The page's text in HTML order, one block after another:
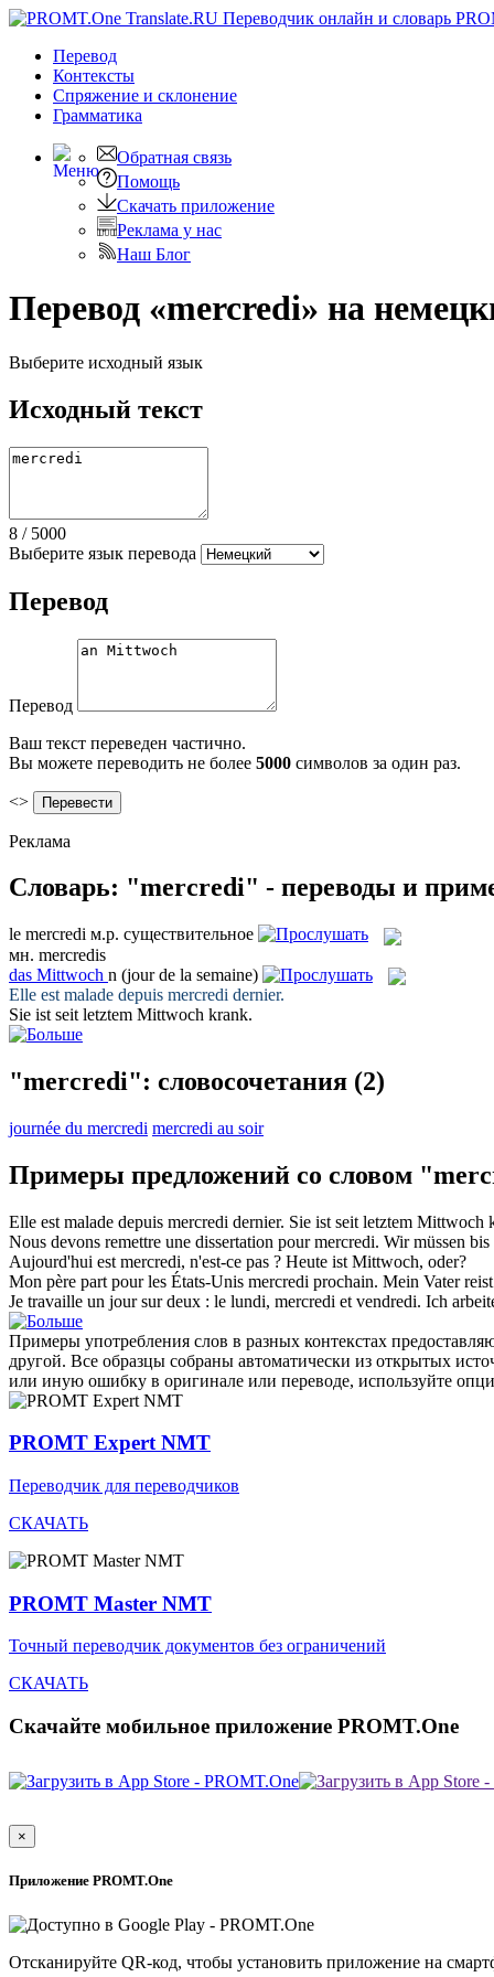
Перевод
Контексты
Спряжение и склонение
Грамматика
Обратная связь
Помощь
Скачать приложение
Реклама у нас
Наш Блог
Перевод «mercredi» на
Выберите исходный язык
Исходный текст
8 / 5000
Выберите язык перевода
Перевод
Перевод
Ваш текст переведен частично.
Вы можете переводить не более 5000 символов за один раз.
<>
Реклама
Словарь: "mercredi" - переводы и
le mercredi м.р. существительное
мн. mercredis
das Mittwoch n (jour de la semaine)
Elle est malade depuis mercredi dernier.
Sie ist seit letztem Mittwoch krank.
"mercredi": словосочетания (2)
journée du mercredi mercredi au soir
Примеры предложений со словом
Elle est malade depuis mercredi dernier. Sie ist seit letztem Mittwoch
Nous devons remettre une dissertation pourmercredi. Wir müssen bis
Aujourd'hui est mercredi, n'est-ce pas ? Heute ist Mittwoch, oder?
Mon père part pour les États-Unis mercredi prochain. Mein Vater
Je travaille un jour sur deux : le lundi, mercredi et vendredi. Ich
Примеры употребления слов в разных контекстах
другой. Все образцы собраны автоматически из открытых
или иную ошибку в оригинале или переводе, используйте
PROMT Expert NMT
Переводчик для переводчиков
СКАЧАТЬ
PROMT Master NMT
Точный переводчик документов без ограничений
СКАЧАТЬ
Скачайте мобильное приложение PROMT.One
×
Приложение PROMT.One
Отсканируйте QR-код, чтобы установить приложение на